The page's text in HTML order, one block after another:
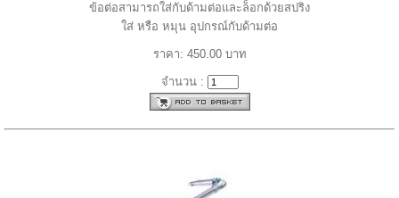
ข้อต่อสามารถใส่กับด้ามต่อและล็อกด้วยสปริง
ใส่ หรือ หมุน อุปกรณ์กับด้ามต่อ
ราคา: 450.00 บาท
จำนวน :